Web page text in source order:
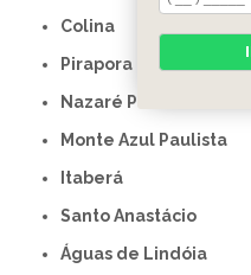
Colina
Pirapora do Bom Jesus
Nazaré Paulista
Monte Azul Paulista
Itaberá
Santo Anastácio
Águas de Lindóia